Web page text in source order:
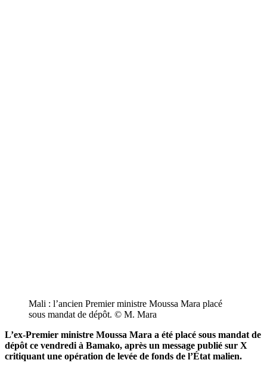
Mali : l’ancien Premier ministre Moussa Mara placé
sous mandat de dépôt. © M. Mara
L’ex-Premier ministre Moussa Mara a été placé sous mandat de
dépôt ce vendredi à Bamako, après un message publié sur X
critiquant une opération de levée de fonds de l’État malien.